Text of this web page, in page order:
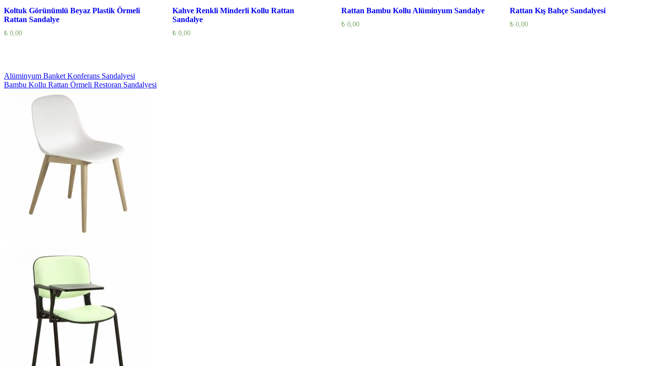
Koltuk Görünümlü Beyaz Plastik Örmeli
Rattan Sandalye
₺ 0,00
Kahve Renkli Minderli Kollu Rattan
Sandalye
₺ 0,00
Rattan Bambu Kollu Alüminyum Sandalye
₺0,00
Rattan Kış Bahçe Sandalyesi
₺0,00
Yazı
gezinmesi
Alüminyum Banket Konferans Sandalyesi
Bambu Kollu Rattan Örmeli Restoran Sandalyesi